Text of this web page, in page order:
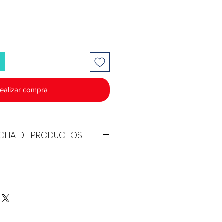
compra
DE PRODUCTOS